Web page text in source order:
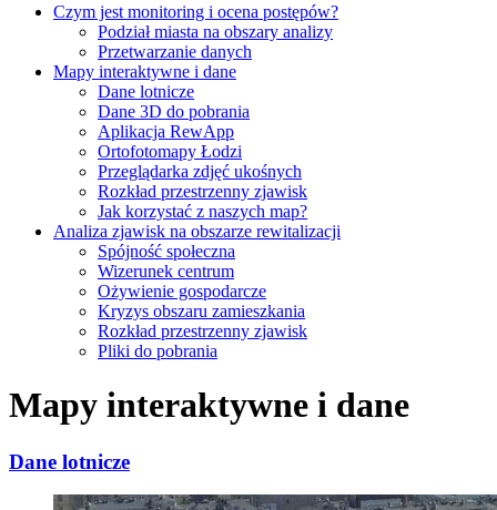
Czym jest monitoring i ocena postępów?
Podział miasta na obszary analizy
Przetwarzanie danych
Mapy interaktywne i dane
Dane lotnicze
Dane 3D do pobrania
Aplikacja RewApp
Ortofotomapy Łodzi
Przeglądarka zdjęć ukośnych
Rozkład przestrzenny zjawisk
Jak korzystać z naszych map?
Analiza zjawisk na obszarze rewitalizacji
Spójność społeczna
Wizerunek centrum
Ożywienie gospodarcze
Kryzys obszaru zamieszkania
Rozkład przestrzenny zjawisk
Pliki do pobrania
Mapy interaktywne i dane
Dane lotnicze